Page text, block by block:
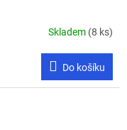
Skladem (8 ks)
Do košíku